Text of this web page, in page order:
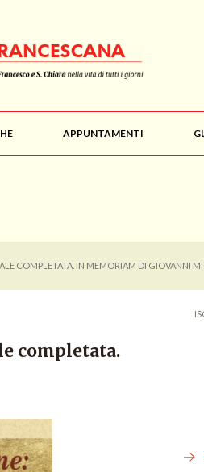
APPUNTAMENTI
COMPLETATA. IN MEMORIAM DI GIOVANNI
completata.